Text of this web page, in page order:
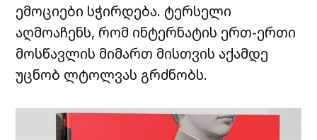
ემოციები სჭირდება. ტერსელი
აღმოაჩენს, რომ ინტერნატის ერთ-ერთი
მოსწავლის მიმართ მისთვის აქამდე
უცნობ ლტოლვას გრძნობს.